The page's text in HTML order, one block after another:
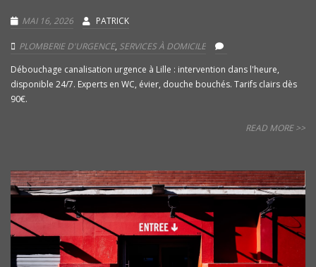
MAI 16, 2026 PATRICK
PLOMBERIE D'URGENCE, SERVICES À DOMICILE
Débouchage canalisation urgence à Lille : intervention dans l'heure,
disponible 24/7. Experts en WC, évier, douche bouchés. Tarifs clairs dès
90€.
READ MORE >>